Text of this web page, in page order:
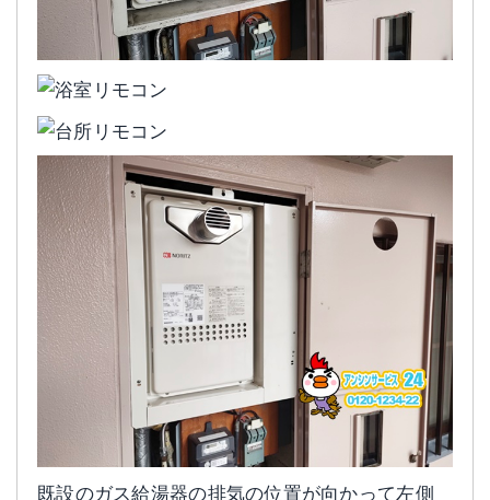
既設のガス給湯器の排気の位置が向かって左側